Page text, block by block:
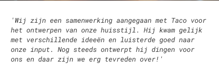
'Wij zijn een samenwerking aangegaan met Taco voor
het ontwerpen van onze huisstijl. Hij kwam gelijk
met verschillende ideeën en luisterde goed naar
onze input. Nog steeds ontwerpt hij dingen voor
ons en daar zijn we erg tevreden over!'